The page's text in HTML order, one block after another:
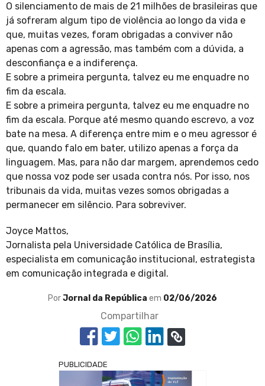
O silenciamento de mais de 21 milhões de brasileiras que
já sofreram algum tipo de violência ao longo da vida e
que, muitas vezes, foram obrigadas a conviver não
apenas com a agressão, mas também com a dúvida, a
desconfiança e a indiferença.
E sobre a primeira pergunta, talvez eu me enquadre no
fim da escala.
E sobre a primeira pergunta, talvez eu me enquadre no
fim da escala. Porque até mesmo quando escrevo, a voz
bate na mesa. A diferença entre mim e o meu agressor é
que, quando falo em bater, utilizo apenas a força da
linguagem. Mas, para não dar margem, aprendemos cedo
que nossa voz pode ser usada contra nós. Por isso, nos
tribunais da vida, muitas vezes somos obrigadas a
permanecer em silêncio. Para sobreviver.
Joyce Mattos,
Jornalista pela Universidade Católica de Brasília,
especialista em comunicação institucional, estrategista
em comunicação integrada e digital.
PorJornal da República em 02/06/2026
Compartilhar
PUBLICIDADE